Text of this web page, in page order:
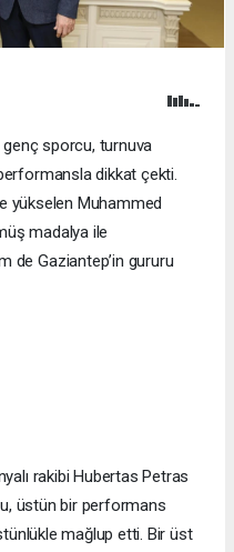
genç sporcu, turnuva
dikkat çekti.
yükselen Muhammed
madalya ile
de Gaziantep’in gururu
rakibi Hubertas Petras
üstün bir performans
mağlup etti. Bir üst